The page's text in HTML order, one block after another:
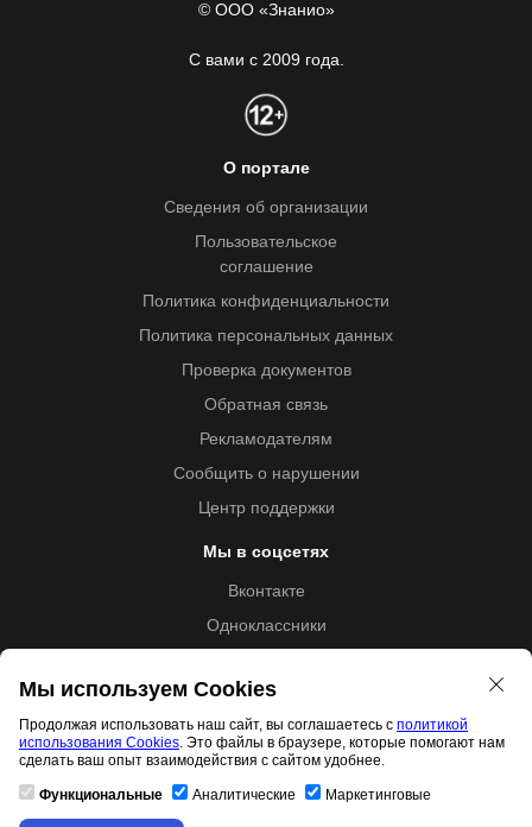
© ООО «Знанио»
С вами с 2009 года.
О портале
Сведения об организации
Пользовательское
соглашение
Политика конфиденциальности
Политика персональных данных
Проверка документов
Обратная связь
Рекламодателям
Сообщить о нарушении
Центр поддержки
Мы в соцсетях
Вконтакте
Одноклассники
Образовательная лицензия №5257 от 09.09.2020 (Л035-
01253-67/00192487)
Мы используем Cookies
Продолжая использовать наш сайт, вы соглашаетесь с политикой
использования Cookies. Это файлы в браузере, которые помогают нам
сделать ваш опыт взаимодействия с сайтом удобнее.
Функциональные Аналитические Маркетинговые